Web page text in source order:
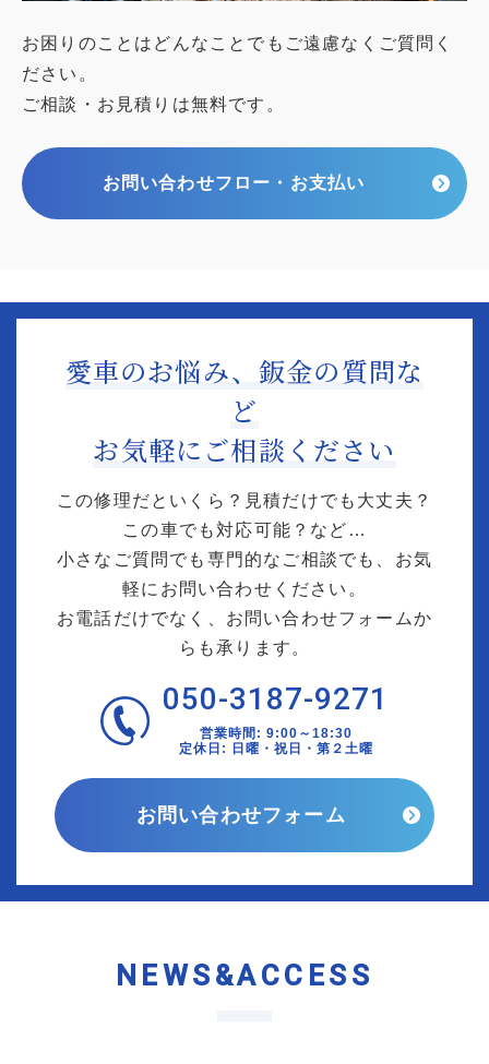
お困りのことはどんなことでもご遠慮なくご質問く
ださい。
ご相談・お見積りは無料です。
お問い合わせフロー・お支払い
愛車のお悩み、鈑金の質問な
ど
お気軽にご相談ください
この修理だといくら？見積だけでも大丈夫？
この車でも対応可能？など…
小さなご質問でも専門的なご相談でも、お気
軽にお問い合わせください。
お電話だけでなく、お問い合わせフォームか
らも承ります。
050-3187-9271
営業時間: 9:00～18:30
定休日: 日曜・祝日・第２土曜
お問い合わせフォーム
NEWS&ACCESS